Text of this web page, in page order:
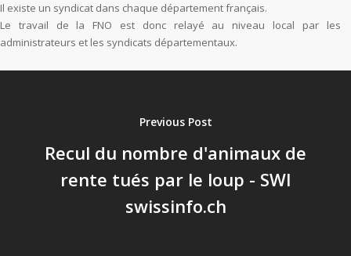
Il existe un syndicat dans chaque département français.
Le travail de la FNO est donc relayé au niveau local par les
administrateurs et les syndicats départementaux.
Previous Post
Recul du nombre d'animaux de
rente tués par le loup - SWI
swissinfo.ch